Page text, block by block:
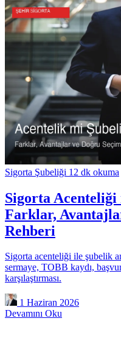
Sigorta Şubeliği 12 dk okuma
Sigorta
Farklar,
Rehberi
Sigorta acenteliği ile şubelik
sermaye, TOBB kaydı,
karşılaştırması.
1 Haziran 2026
Devamını Oku